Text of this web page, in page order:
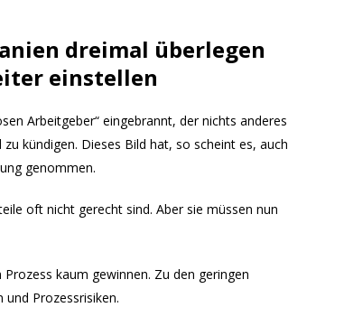
dreimal überlegen
einstellen
Arbeitgeber“ eingebrannt, der nichts anderes
kündigen. Dieses Bild hat, so scheint es, auch
genommen.
oft nicht gerecht sind. Aber sie müssen nun
kaum gewinnen. Zu den geringen
Prozessrisiken.